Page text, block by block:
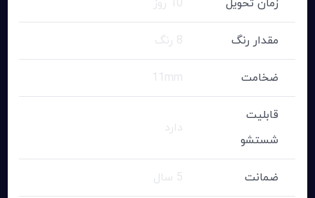
زمان تحویل 10 روز
مقدار رنگ 8 رنگ
ضخامت 11mm
قابلیت
شستشو
دارد
ضمانت 5 سال